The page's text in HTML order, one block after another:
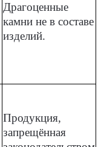
Драгоценные
камни не в составе
изделий.
Продукция,
запрещённая